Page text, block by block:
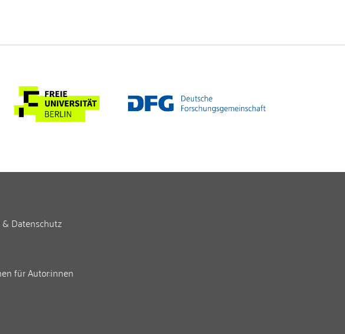
Datenschutz
für Autor:innen